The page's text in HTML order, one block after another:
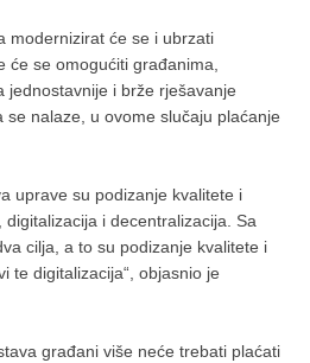
modernizirat će se i ubrzati
će se omogućiti građanima,
jednostavnije i brže rješavanje
se nalaze, u ovome slučaju plaćanje
uprave su podizanje kvalitete i
i decentralizacija. Sa
cilja, a to su podizanje kvalitete i
te digitalizacija“, objasnio je
građani više neće trebati plaćati